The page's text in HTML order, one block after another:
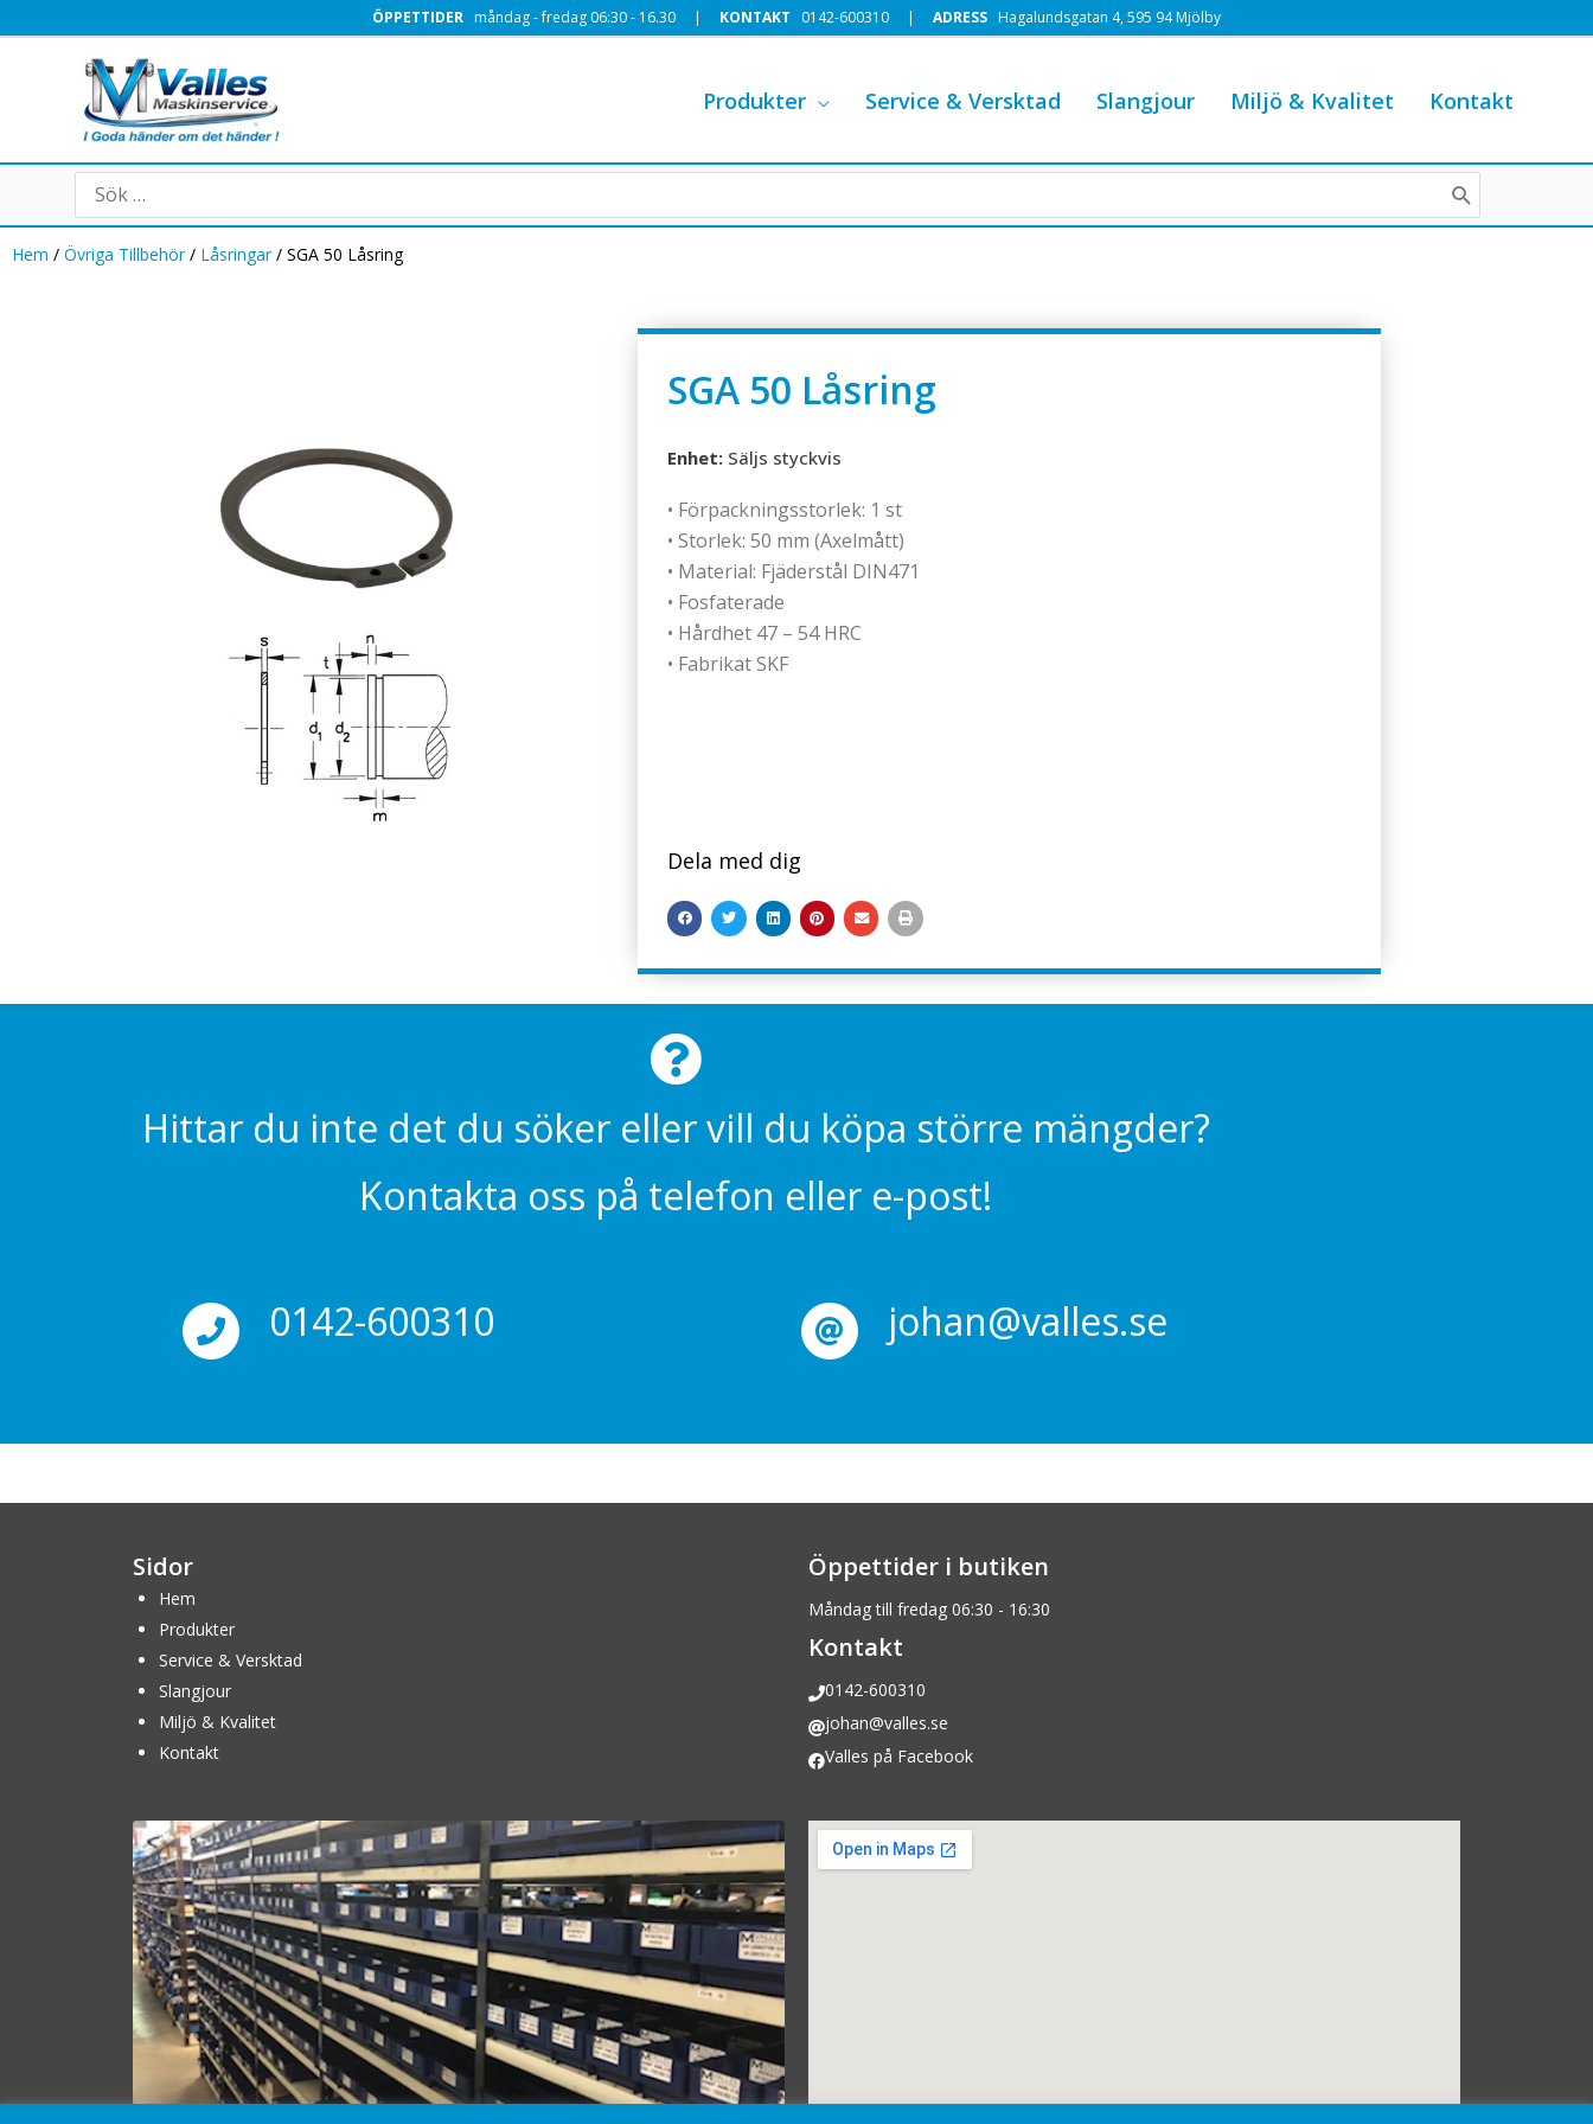
till
ÖPPETTIDER måndag - fredag 06:30 - 16.30 | KONTAKT 0142-600310 | ADRESS Hagalundsgatan 4, 595 94 Mjölby
Produkter Service & Versktad Slangjour Miljö & Kvalitet Kontakt
Search
for:
Hem / Övriga Tillbehör/ Låsringar/ SGA 50 Låsring
SGA 50 Låsring
Enhet: Säljs styckvis
• Förpackningsstorlek: 1 st
• Storlek: 50 mm (Axelmått)
• Material: Fjäderstål DIN471
• Fosfaterade
• Hårdhet 47 – 54 HRC
• Fabrikat SKF
Dela med dig
Hittar du inte det du söker eller vill du köpa större mängder?
Kontakta oss på telefon eller e-post!
0142-600310 johan@valles.se
Sidor
Hem
Produkter
Service & Versktad
Slangjour
Miljö & Kvalitet
Kontakt
Öppettider i butiken
Måndag till fredag 06:30 - 16:30
Kontakt
0142-600310
johan@valles.se
Valles på Facebook